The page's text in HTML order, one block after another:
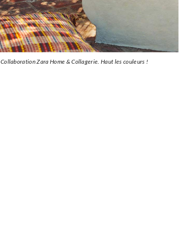
Collaboration Zara Home & Collagerie. Haut les couleurs !